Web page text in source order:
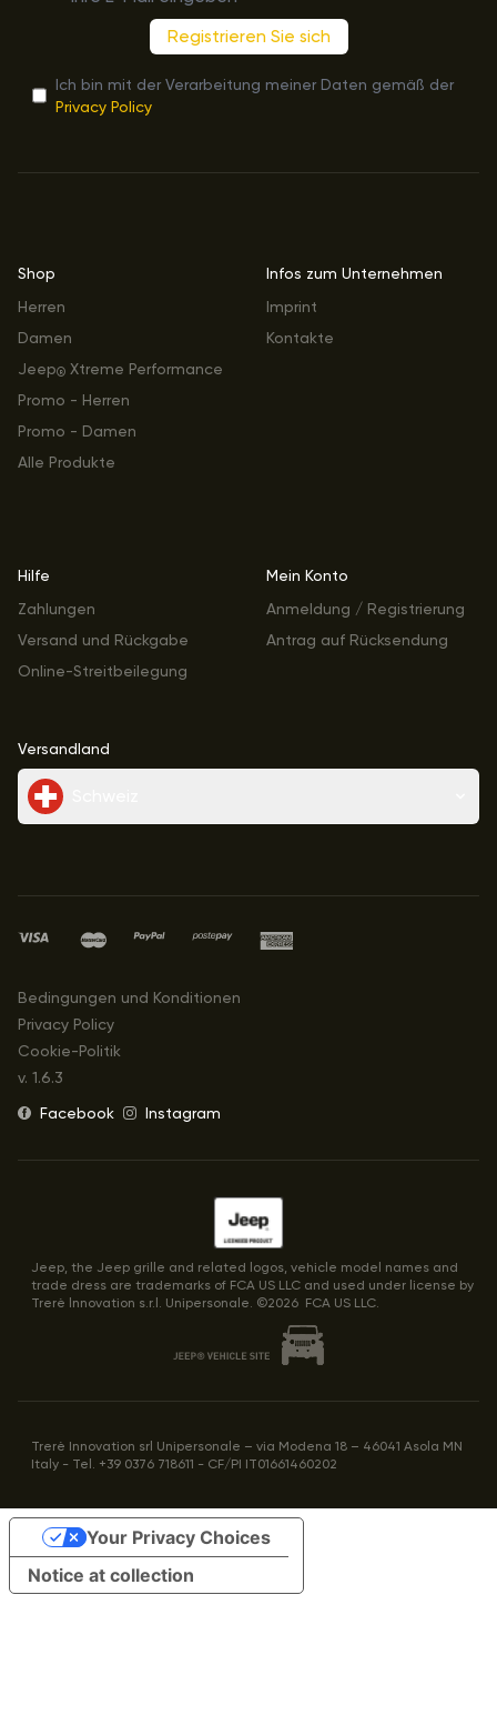
Registrieren Sie sich
Ich bin mit der Verarbeitung meiner Daten gemäß der
Privacy Policy
Shop
Herren
Damen
Jeep® Xtreme Performance
Promo - Herren
Promo - Damen
Alle Produkte
Infos zum Unternehmen
Imprint
Kontakte
Hilfe
Zahlungen
Versand und Rückgabe
Online-Streitbeilegung
Mein Konto
Anmeldung / Registrierung
Antrag auf Rücksendung
Versandland
Bedingungen und Konditionen
Privacy Policy
Cookie-Politik
v. 1.6.3
Facebook
Instagram
Jeep, the Jeep grille and related logos, vehicle model names and
trade dress are trademarks of FCA US LLC and used under license by
Trerè lnnovation s.r.l. Unipersonale. ©2026 FCA US LLC.
Trerè Innovation srl Unipersonale – via Modena 18 – 46041 Asola MN
Italy - Tel. +39 0376 718611 - CF/PI IT01661460202
Notice at collection
Your Privacy Choices